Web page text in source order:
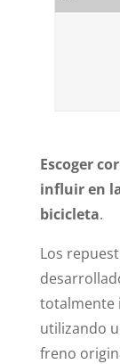
Escoger
influir en
bicicleta.
Los
totalmente
utilizando
freno